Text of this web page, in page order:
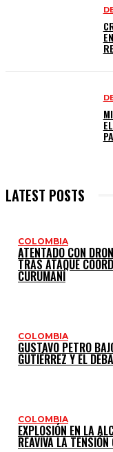
LATEST POSTS
COLOMBIA
ATENTADO CON
TRAS ATAQUE
CURUMANÍ
COLOMBIA
GUSTAVO PETRO
GUTIÉRREZ Y EL
COLOMBIA
EXPLOSIÓN EN LA
REAVIVA LA